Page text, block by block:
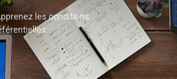
les conditions